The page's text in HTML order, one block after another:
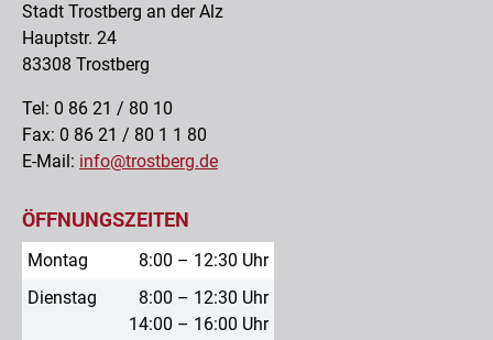
Stadt Trostberg an der Alz
Hauptstr. 24
83308 Trostberg
Tel: 0 86 21 / 80 10
Fax: 0 86 21 / 80 1 1 80
E-Mail: info@trostberg.de
ÖFFNUNGSZEITEN
Montag
8:00 – 12:30 Uhr
Dienstag
8:00 – 12:30 Uhr
14:00 – 16:00 Uhr